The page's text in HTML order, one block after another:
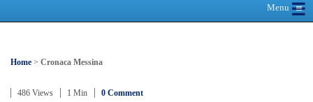
Menu≡
☰
Home > Cronaca Messina
486 Views 1 Min 0 Comment